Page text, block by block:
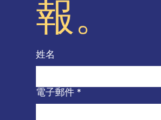
報。
姓名
電子郵件 *